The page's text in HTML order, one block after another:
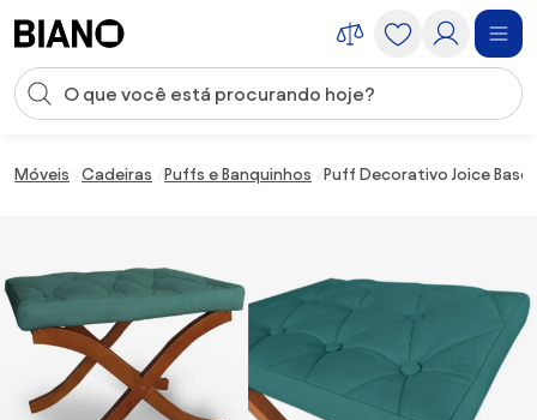
Entrada de pesquisa
Móveis Cadeiras Puffs e Banquinhos Puff Decorativo Joice